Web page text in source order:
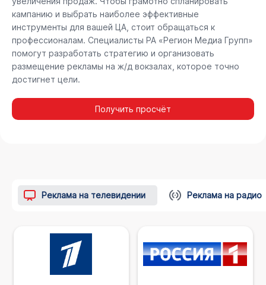
кампанию и выбрать наиболее эффективные
инструменты для вашей ЦА, стоит обращаться к
профессионалам. Специалисты РА «Регион Медиа Групп»
помогут разработать стратегию и организовать
размещение рекламы на ж/д вокзалах, которое точно
достигнет цели.
Получить просчёт
Реклама на телевидении Реклама на радио